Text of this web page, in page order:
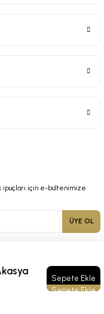
Sepete Ekle
için e-bültenimize
ÜYE OL
ile korunmaktadır.